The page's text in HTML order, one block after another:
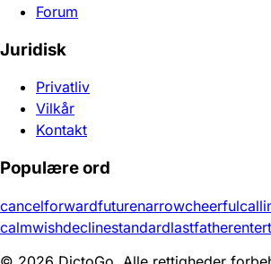
Forum
Juridisk
Privatliv
Vilkår
Kontakt
Populære ord
cancelforwardfuturenarrowcheerful
calmwishdeclinestandardlastfather